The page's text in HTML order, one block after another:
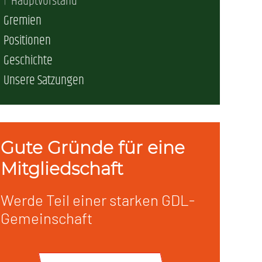
(DB AG)
als nur Plus (DB AG)
Gremien
Positionen
Geschichte
Unsere Satzungen
Gute Gründe für eine
Mitgliedschaft
Werde Teil einer starken GDL-
Gemeinschaft